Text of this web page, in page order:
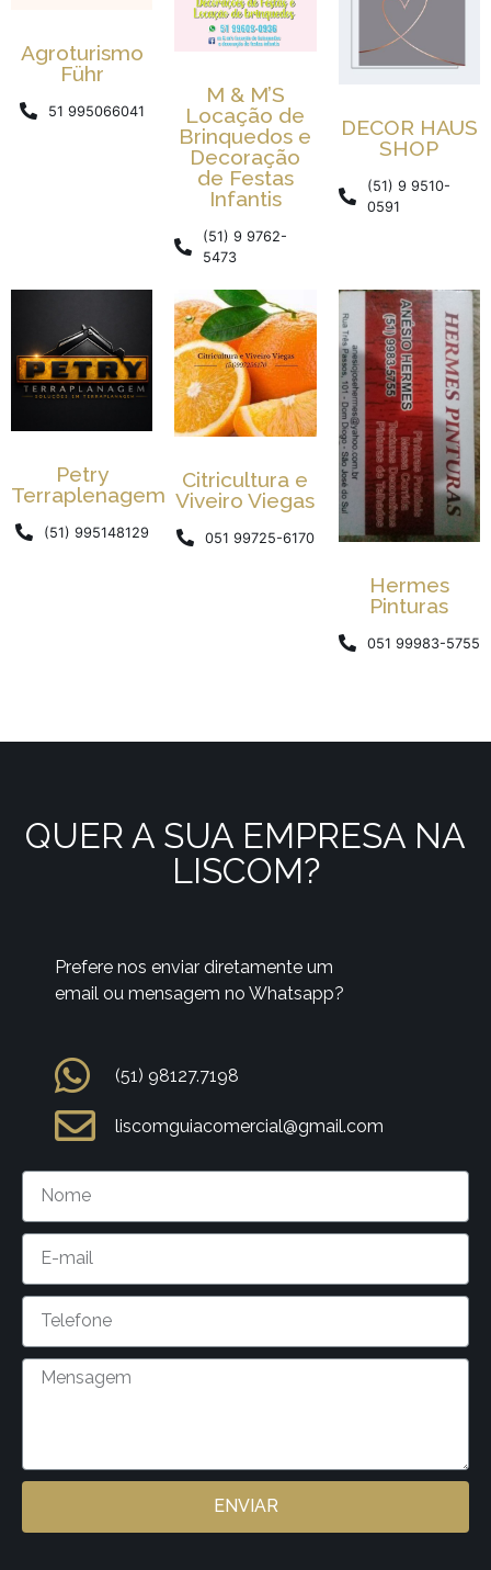
Agroturismo
Führ
51 995066041
M & M’S
Locação de
Brinquedos e
Decoração
de Festas
Infantis
(51) 9 9762-
5473
DECOR HAUS
SHOP
(51) 9 9510-
0591
Petry
Terraplenagem
(51) 995148129
Citricultura e
Viveiro Viegas
051 99725-6170
Hermes
Pinturas
051 99983-5755
QUER A SUA EMPRESA NA
LISCOM?
Prefere nos enviar diretamente um
email ou mensagem no Whatsapp?
(51) 98127.7198
liscomguiacomercial@gmail.com
ENVIAR